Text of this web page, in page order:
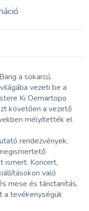
a sokarcú,
vezeti be a
Ki Oemartopo
követően a vezető
mélyítették el
rendezvények,
ismert. Koncert,
való
mese és tánctanítás,
a tevékenységük